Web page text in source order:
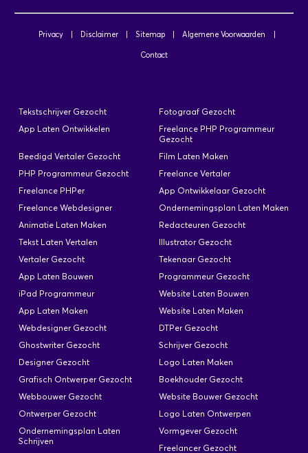
Privacy Disclaimer Sitemap Algemene Voorwaarden
Contact
Tekstschrijver Gezocht
Fotograaf Gezocht
App Laten Ontwikkelen
Freelance PHP Programmeur
Gezocht
Beedigd Vertaler Gezocht
Film Laten Maken
PHP Programmeur Gezocht
Freelance Vertaler
Freelance PHPer
App Ontwikkelaar Gezocht
Freelance Webdesigner
Ondernemingsplan Laten Maken
Animatie Laten Maken
Redacteuren Gezocht
Tekst Laten Vertalen
Illustrator Gezocht
Vertaler Gezocht
Tekenaar Gezocht
App Laten Bouwen
Programmeur Gezocht
iPad Programmeur
Website Laten Bouwen
App Laten Maken
Website Laten Maken
Webdesigner Gezocht
DTPer Gezocht
Ghostwriter Gezocht
Schrijver Gezocht
Designer Gezocht
Logo Laten Maken
Grafisch Ontwerper Gezocht
Boekhouder Gezocht
Webbouwer Gezocht
Website Bouwer Gezocht
Ontwerper Gezocht
Logo Laten Ontwerpen
Ondernemingsplan Laten
Schrijven
Vormgever Gezocht
Freelancer Gezocht